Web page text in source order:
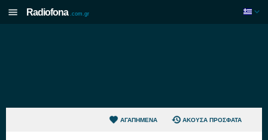
Radiofona .com.gr
ΑΓΑΠΗΜΈΝΑ ΆΚΟΥΣΑ ΠΡΌΣΦΑΤΑ